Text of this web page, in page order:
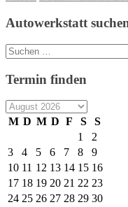
Autowerkstatt
Suche
nach:
Termin finden
M D M D F S
S
1
2
3
4 5 6 7 8
9
10 11 12 13 14 15 16
17 18 19 20 21 22 23
24 25 26 27 28 29 30